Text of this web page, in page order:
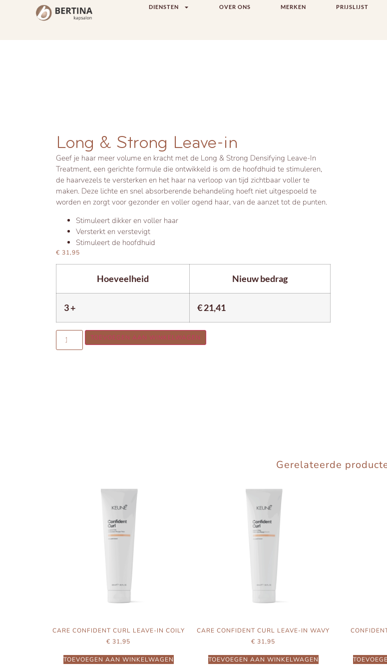
DIENSTEN OVER ONS MERKEN PRIJSLIJST
Long & Strong Leave-in
Geef je haar meer volume en kracht met de Long & Strong Densifying Leave-In
Treatment, een gerichte formule die ontwikkeld is om de hoofdhuid te stimuleren,
de haarvezels te versterken en het haar na verloop van tijd zichtbaar voller te
maken. Deze lichte en snel absorberende behandeling hoeft niet uitgespoeld te
worden en zorgt voor gezonder en voller ogend haar, van de aanzet tot de punten.
Stimuleert dikker en voller haar
Versterkt en verstevigt
Stimuleert de hoofdhuid
€ 31,95
Hoeveelheid Nieuw bedrag
3 + €21,41
TOEVOEGEN AAN WINKELWAGEN
Gerelateerde
CARE CONFIDENT CURL LEAVE-IN COILY
€ 31,95
TOEVOEGEN AAN WINKELWAGEN
CARE CONFIDENT CURL LEAVE-IN WAVY
€ 31,95
TOEVOEGEN AAN WINKELWAGEN